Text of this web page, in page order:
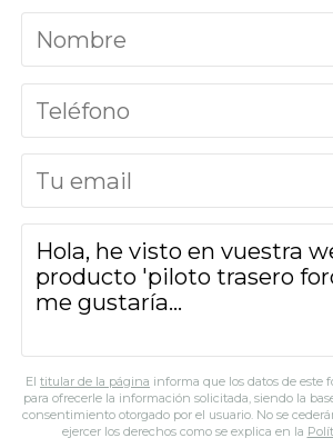
El titular de la página informa que los datos de este
para ofrecerle la información solicitada, siendo la
consentimiento otorgado por el usuario. No se
ejercer los derechos como se explica en la